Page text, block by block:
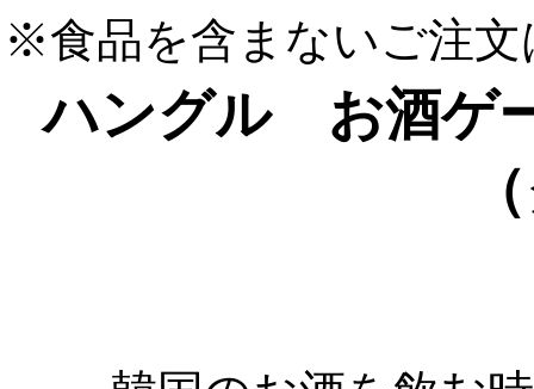
※食品を含まないご注文
ハングル お酒ゲ